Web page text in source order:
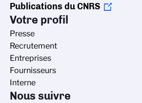
Publications du CNRS
Votre profil
Presse
Recrutement
Entreprises
Fournisseurs
Interne
Nous suivre